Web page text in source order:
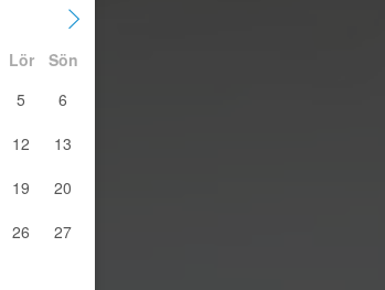
Lör
Sön
5
6
12
13
19
20
26
27